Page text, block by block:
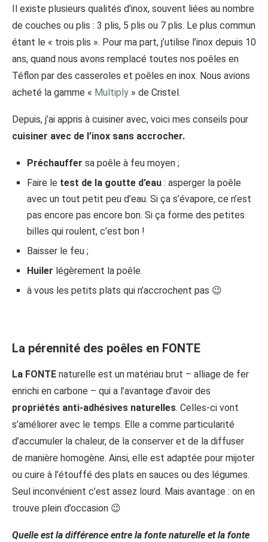
Il existe plusieurs qualités d’inox, souvent liées au nombre
de couches ou plis : 3 plis, 5 plis ou 7 plis. Le plus commun
étant le « trois plis ». Pour ma part, j’utilise l’inox depuis 10
ans, quand nous avons remplacé toutes nos poêles en
Téflon par des casseroles et poêles en inox. Nous avions
acheté la gamme « Multiply » de Cristel.
Depuis, j’ai appris à cuisiner avec, voici mes conseils pour
cuisiner avec de l’inox sans accrocher.
Préchauffer sa poêle à feu moyen ;
Faire le test de la goutte d’eau : asperger la poêle
avec un tout petit peu d’eau. Si ça s’évapore, ce n’est
pas encore pas encore bon. Si ça forme des petites
billes qui roulent, c’est bon !
Baisser le feu ;
Huiler légèrement la poêle.
à vous les petits plats qui n’accrochent pas 😉
La pérennité des poêles en FONTE
La FONTE naturelle est un matériau brut – alliage de fer
enrichi en carbone – qui a l’avantage d’avoir des
propriétés anti-adhésives naturelles. Celles-ci vont
s’améliorer avec le temps. Elle a comme particularité
d’accumuler la chaleur, de la conserver et de la diffuser
de manière homogène. Ainsi, elle est adaptée pour mijoter
ou cuire à l’étouffé des plats en sauces ou des légumes.
Seul inconvénient c’est assez lourd. Mais avantage : on en
trouve plein d’occasion 😉
Quelle est la différence entre la fonte naturelle et la fonte